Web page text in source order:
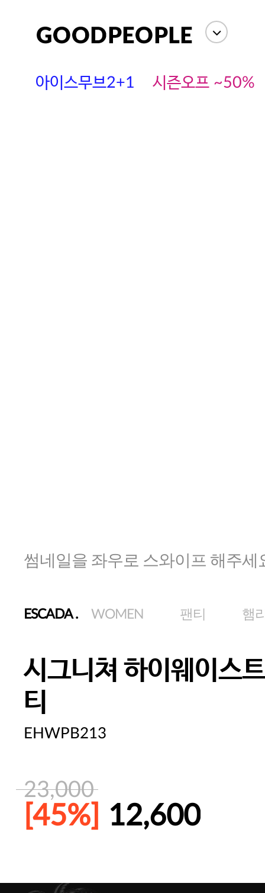
아이스무브2+1 시즌오프 ~50%
썸네일을 좌우로 스와이프 해주세
ESCADA. WOMEN 팬티 햄
시그니쳐 하이웨이스
티
EHWPB213
23,000
[45%] 12,600
주말특가 20%(8.7~8.9)/5만원 이